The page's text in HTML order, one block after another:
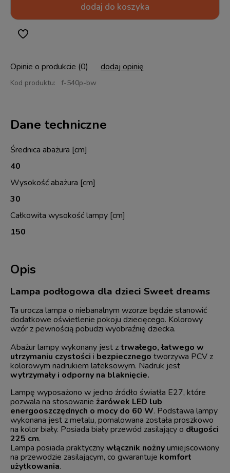
dodaj do koszyka
Kod produktu: f-540p-bw
Opinie o produkcie (0) dodaj opinię
Opis
Lampa podłogowa dla dzieci Sweet dreams
Ta urocza lampa o niebanalnym wzorze będzie stanowić
dodatkowe oświetlenie pokoju dziecięcego. Kolorowy
wzór z pewnością pobudzi wyobraźnię dziecka.
Abażur lampy wykonany jest ztrwałego, łatwego w
utrzymaniu czystości i bezpiecznego tworzywa PCV z
kolorowym nadrukiem lateksowym. Nadruk jest
wytrzymały i odporny na blaknięcie.
Lampę wyposażono w jedno źródło światła E27, które
pozwala na stosowanie żarówek LED lub
energooszczędnych o mocy do 60 W. Podstawa lampy
wykonana jest z metalu, pomalowana została proszkowo
na kolor biały. Posiada biały przewód zasilający o długości
225 cm.
Lampa posiada praktycznywłącznik nożnyumiejscowiony
na przewodzie zasilającym, co gwarantuje komfort
użytkowania.
Dane techniczne
Średnica abażura [cm]
40
Wysokość abażura [cm]
30
Całkowita wysokość lampy [cm]
150